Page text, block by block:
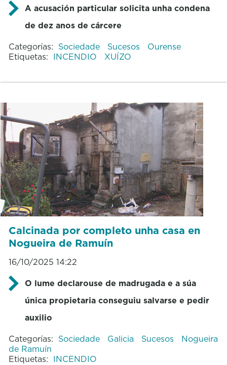
A acusación particular solicita unha condena
de dez anos de cárcere
Categorías: Sociedade Sucesos
Ourense
Etiquetas: INCENDIO XUÍZO
Calcinada por completo unha casa en
Nogueira de Ramuín
16/10/2025 14:22
O lume declarouse de madrugada e a súa
única propietaria conseguiu salvarse e pedir
auxilio
Categorías: Sociedade Galicia Sucesos
Nogueira
de Ramuín
Etiquetas: INCENDIO